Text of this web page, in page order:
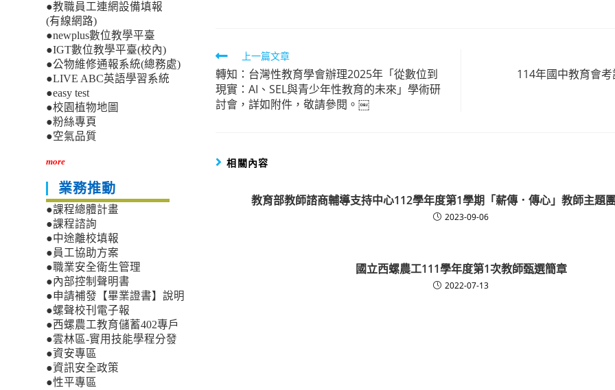
Read
more
articles
上一篇文章
轉知：台灣性教育學會辦理2025年「從數位到
現實：AI、SEL與青少年性教育的未來」學術研
討會，詳如附件，敬請參閱。￼
114年國中教育會
相關內容
教育部教師諮商輔導支持中心112學年度第1學期「薪傳．傳心」教師主題
2023-09-06
國立西螺農工111學年度第1次教師甄選簡章
2022-07-13
●教職員工連網設備填報
(有線網路)
●newplus數位教學平臺
●IGT數位教學平臺(校內)
●公物維修通報系統(總務處)
●LIVE ABC英語學習系統
●easy test
●校園植物地圖
●粉絲專頁
●空氣品質
more
業務推動
●課程總體計畫
●課程諮詢
●中途離校填報
●員工協助方案
●職業安全衛生管理
●內部控制聲明書
●申請補發【畢業證書】說明
●螺聲校刊電子報
●西螺農工教育儲蓄402專戶
●雲林區-實用技能學程分發
●資安專區
●資訊安全政策
●性平專區